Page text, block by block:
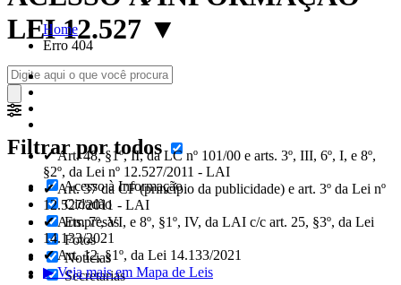
LEI 12.527 ▼
Filtrar por todos
Acesso à Informação
Cidadão
Empresas
Fotos
Notícias
Secretarias
Home
Erro 404
✔ Art. 48, §1º, II, da LC nº 101/00 e arts. 3º, III, 6º, I, e 8º,
§2º, da Lei nº 12.527/2011 - LAI
✔ Art. 37 da CF (princípio da publicidade) e art. 3º da Lei nº
12.527/2011 - LAI
✔ Arts. 7º, VI, e 8º, §1º, IV, da LAI c/c art. 25, §3º, da Lei
14.133/2021
✔ Art. 12, §1º, da Lei 14.133/2021
▶ Veja mais em Mapa de Leis